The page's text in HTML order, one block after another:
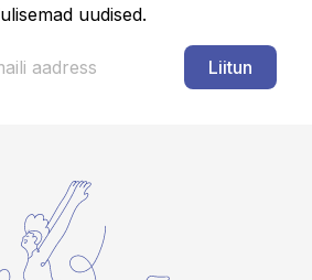
uudised.
Liitun